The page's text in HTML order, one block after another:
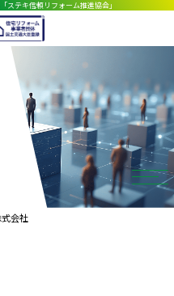
ステキ信頼リフォーム推進協会」
会社